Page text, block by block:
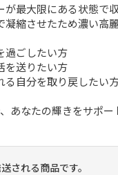
最大限にある状態で収
凝縮させたため濃い高
ごしたい方
送りたい方
自分を取り戻したい
あなたの輝きをサポー
される商品です。